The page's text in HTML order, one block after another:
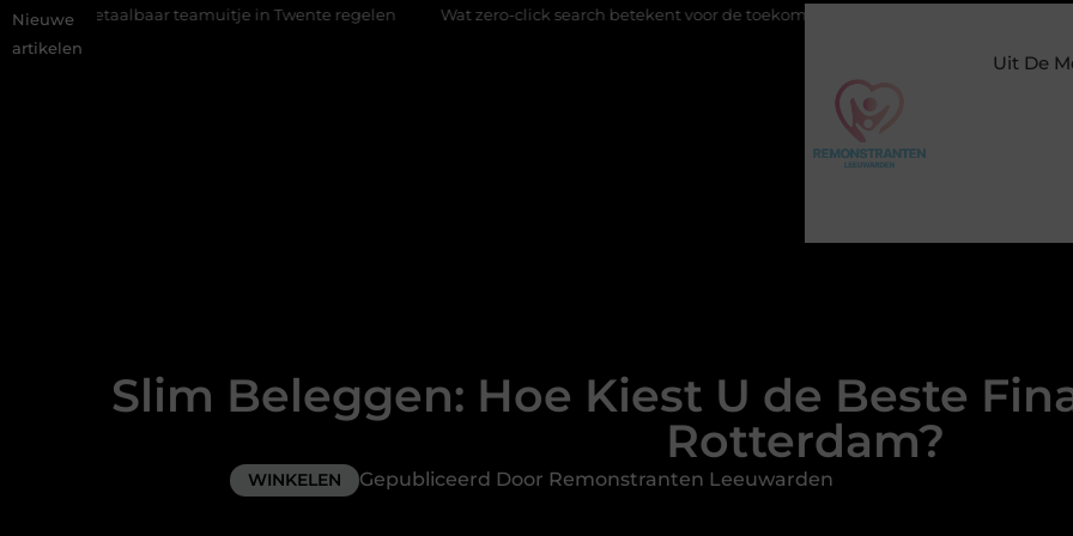
Nieuwe
artikelen
teamuitje in Twente regelen Wat zero-click search betekent voor de toekomst van online zichtbaarheid
Uit De
Slim Beleggen: Hoe Kiest U de Beste
Rotterdam?
WINKELEN Gepubliceerd Door Remonstranten Leeuwarden